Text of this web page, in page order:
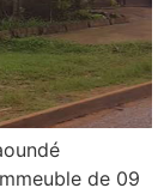
de 09